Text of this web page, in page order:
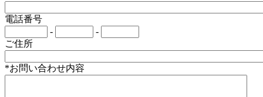
電話番号
-
-
ご住所
*お問い合わせ内容